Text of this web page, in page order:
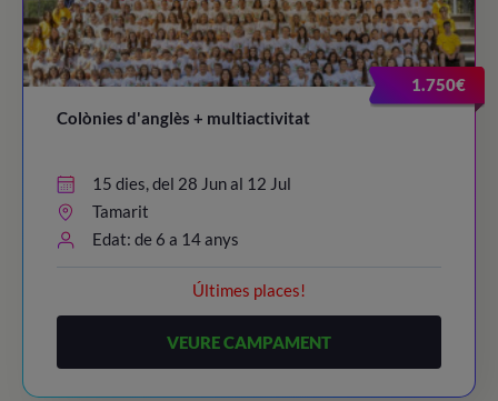
20:30 – 21:30 / Dinner time!
21:45 - 22:45 / Night Party!
23:00 / Lights out
1.750€
Colònies d'anglès + multiactivitat
15 dies, del 28 Jun al 12 Jul
Tamarit
Edat: de 6 a 14 anys
Últimes places!
VEURE CAMPAMENT